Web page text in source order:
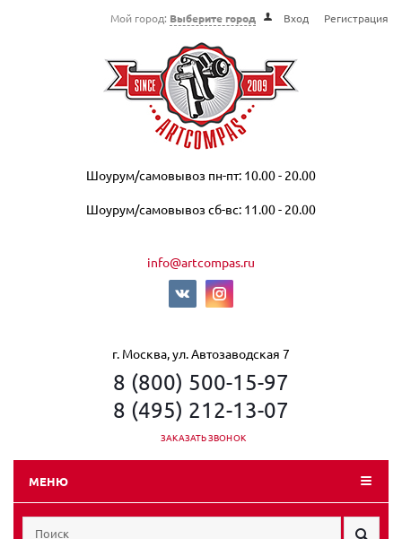
Мой город: Выберите город Вход Регистрация
Шоурум/самовывоз пн-пт: 10.00 - 20.00
Шоурум/самовывоз сб-вс: 11.00 - 20.00
info@artcompas.ru
г. Москва, ул. Автозаводская 7
8 (800) 500-15-97
8 (495) 212-13-07
ЗАКАЗАТЬ ЗВОНОК
МЕНЮ